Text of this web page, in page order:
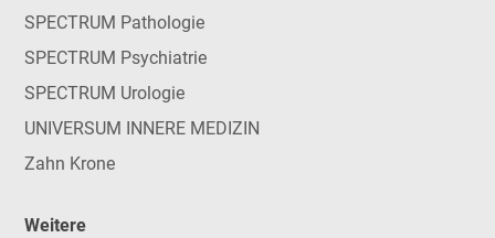
SPECTRUM Pathologie
SPECTRUM Psychiatrie
SPECTRUM Urologie
UNIVERSUM INNERE MEDIZIN
Zahn Krone
Weitere